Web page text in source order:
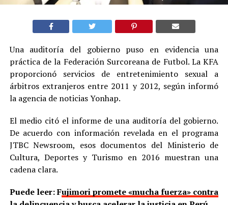
Una auditoría del gobierno puso en evidencia una
práctica de la Federación Surcoreana de Futbol. La KFA
proporcionó servicios de entretenimiento sexual a
árbitros extranjeros entre 2011 y 2012, según informó
la agencia de noticias Yonhap.
El medio citó el informe de una auditoría del gobierno.
De acuerdo con información revelada en el programa
JTBC Newsroom, esos documentos del Ministerio de
Cultura, Deportes y Turismo en 2016 muestran una
cadena clara.
Puede leer: Fujimori promete «mucha fuerza» contra